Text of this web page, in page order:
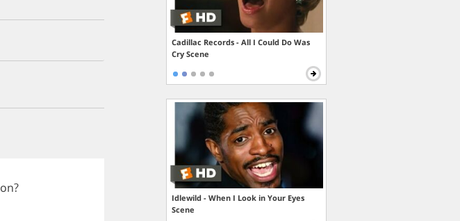
on?
Cadillac Records - All I Could Do Was
Cry Scene
Idlewild - When I Look in Your Eyes
Scene